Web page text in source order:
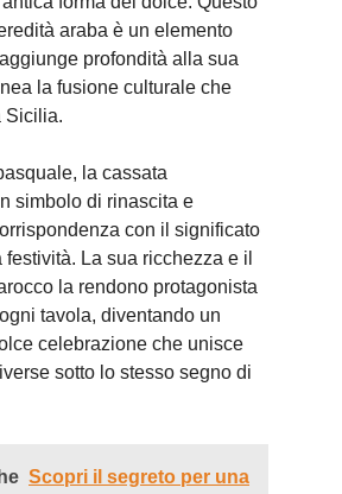
araba è un elemento
profondità alla sua
la fusione culturale che
Sicilia.
la cassata
simbolo di rinascita e
con il significato
La sua ricchezza e il
la rendono protagonista
tavola, diventando un
celebrazione che unisce
sotto lo stesso segno di
Scopri il segreto per una